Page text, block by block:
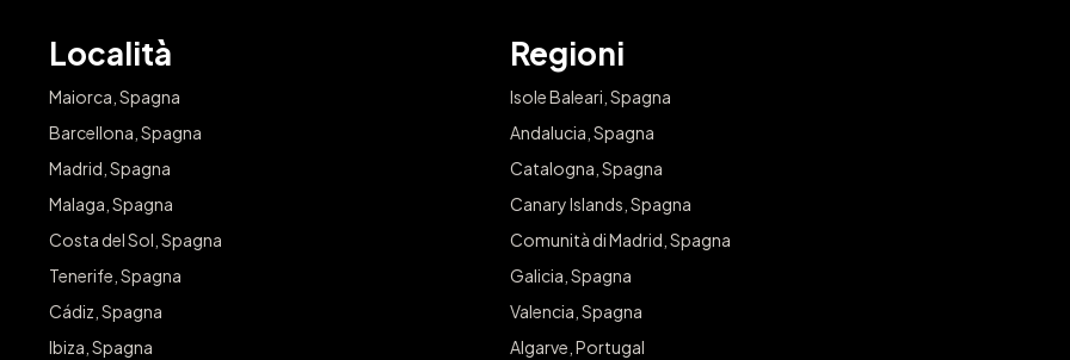
Località
Maiorca, Spagna
Barcellona, Spagna
Madrid, Spagna
Malaga, Spagna
Costa del Sol, Spagna
Tenerife, Spagna
Cádiz, Spagna
Ibiza, Spagna
Regioni
Isole Baleari, Spagna
Andalucia, Spagna
Catalogna, Spagna
Canary Islands, Spagna
Comunità di Madrid, Spagna
Galicia, Spagna
Valencia, Spagna
Algarve, Portugal